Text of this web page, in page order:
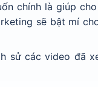
chính là giúp
sẽ bật mí
sử các video đã